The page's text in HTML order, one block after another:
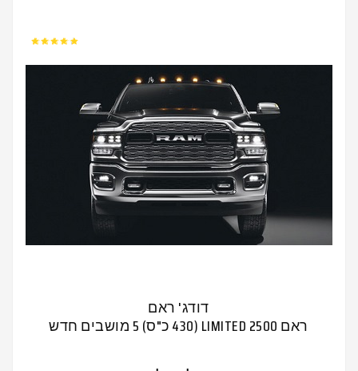
דודג' ראם
ראם 2500 LIMITED (430 כ"ס) 5 מושבים חדש